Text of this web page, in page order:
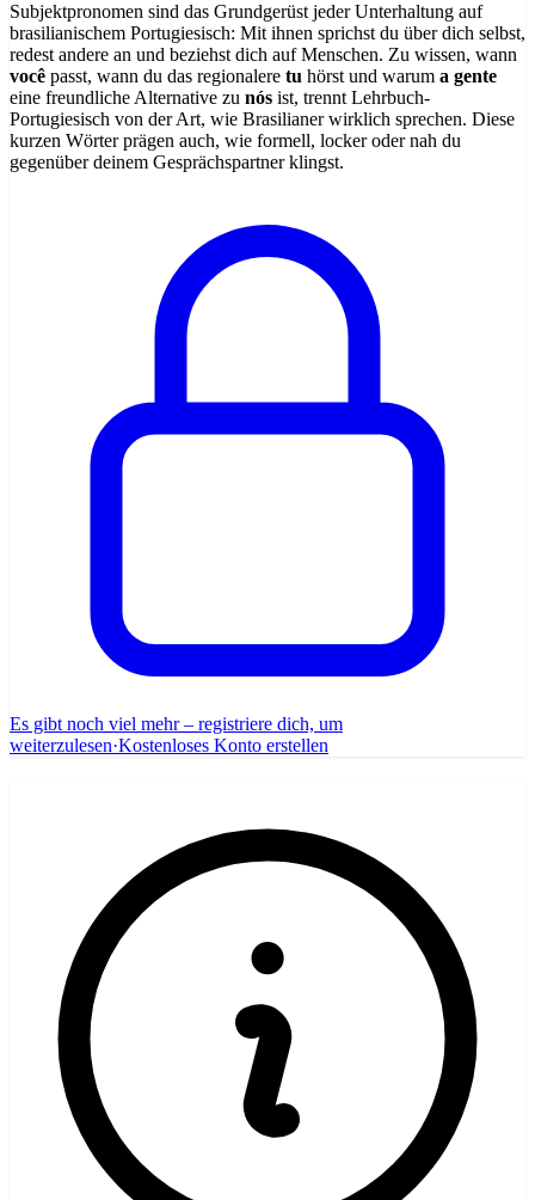
Subjektpronomen sind das Grundgerüst jeder Unterhaltung auf
brasilianischem Portugiesisch: Mit ihnen sprichst du über dich selbst,
redest andere an und beziehst dich auf Menschen. Zu wissen, wann
você passt, wann du das regionalere tu hörst und warum a gente
eine freundliche Alternative zu nós ist, trennt Lehrbuch-
Portugiesisch von der Art, wie Brasilianer wirklich sprechen. Diese
kurzen Wörter prägen auch, wie formell, locker oder nah du
gegenüber deinem Gesprächspartner klingst.
Es gibt noch viel mehr – registriere dich, um
weiterzulesen·Kostenloses Konto erstellen